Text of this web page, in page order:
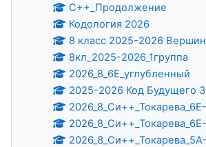
C++_Продолжение
Кодология 2026
8 класс 2025-2026
8кл_2025-2026_1группа
2026_8_6Е_углубленный
2025-2026 Код Будущего